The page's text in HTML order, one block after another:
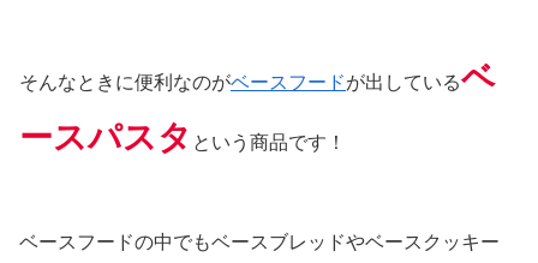
そんなときに便利なのがベースフードが出しているベ
ースパスタ という商品です！
ベースフードの中でもベースブレッドやベースクッキー